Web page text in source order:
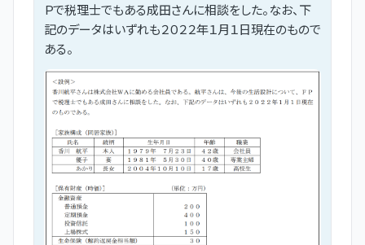
Ｐで税理士でもある成田さんに相談をした。なお、下
記のデータはいずれも２０２２年１月１日現在のもので
ある。